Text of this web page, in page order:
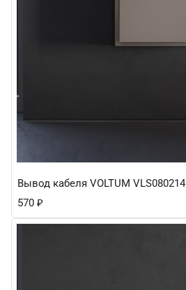
Вывод кабеля VOLTUM VLS080214
570 ₽